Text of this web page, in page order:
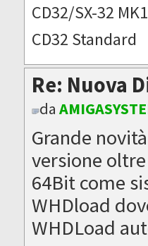
CD32/SX-32
CD32 Standard
Re: Nuova
da
Grande
versione
64Bit come
WHDload
WHDLoad